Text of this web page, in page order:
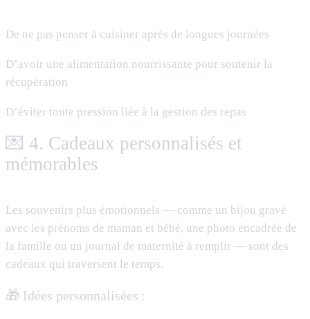
De ne pas penser à cuisiner après de longues journées
D’avoir une alimentation nourrissante pour soutenir la
récupération
D’éviter toute pression liée à la gestion des repas
💌 4. Cadeaux personnalisés et
mémorables
Les souvenirs plus émotionnels — comme un bijou gravé
avec les prénoms de maman et bébé, une photo encadrée de
la famille ou un journal de maternité à remplir — sont des
cadeaux qui traversent le temps.
🎁 Idées personnalisées :